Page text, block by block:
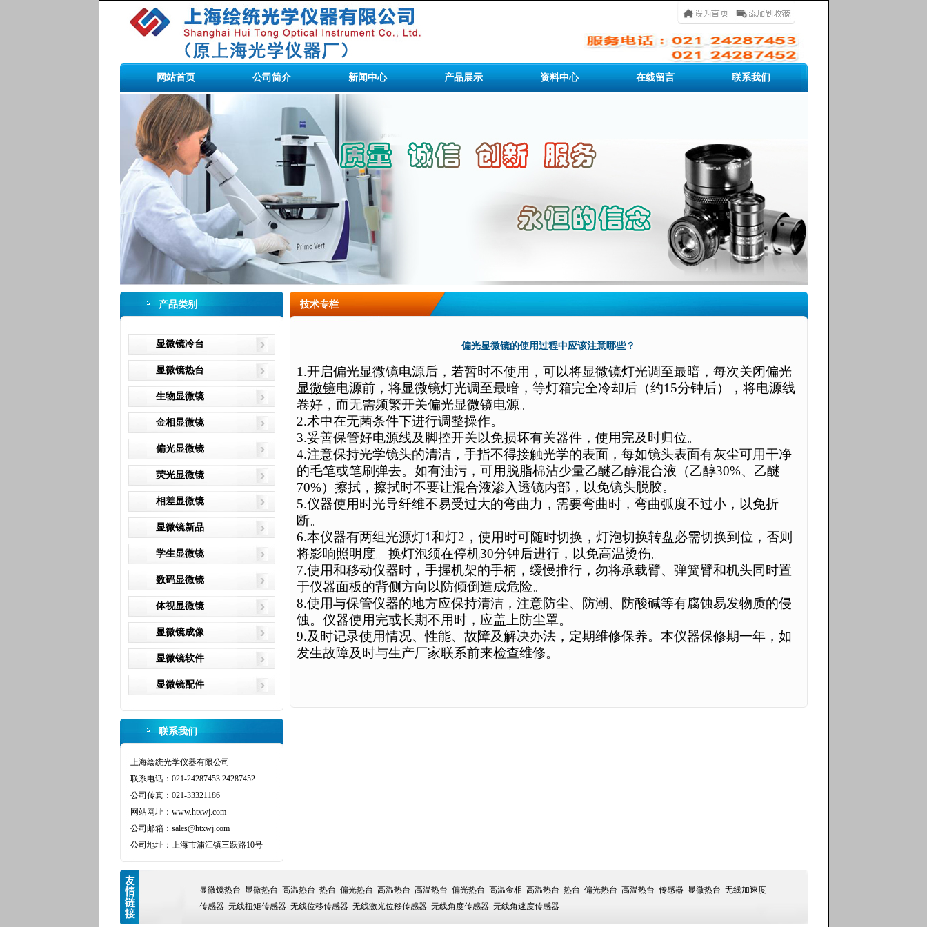
网站首页 公司简介 新闻中心 产品展示 资料中心 在线留言 联系我们
产品类别
显微镜冷台
显微镜热台
生物显微镜
金相显微镜
偏光显微镜
荧光显微镜
相差显微镜
显微镜新品
学生显微镜
数码显微镜
体视显微镜
显微镜成像
显微镜软件
显微镜配件
联系我们
上海绘统光学仪器有限公司
联系电话：021-24287453 24287452
公司传真：021-33321186
网站网址：www.htxwj.com
公司邮箱：sales@htxwj.com
公司地址：上海市浦江镇三跃路10号
技术专栏
偏光显微镜的使用过程中应该注意哪些？
1.开启偏光显微镜电源后，若暂时不使用，可以将显微镜灯光调至最暗，每次关闭偏光
显微镜电源前，将显微镜灯光调至最暗，等灯箱完全冷却后（约15分钟后），将电源线
卷好，而无需频繁开关偏光显微镜电源。
2.术中在无菌条件下进行调整操作。
3.妥善保管好电源线及脚控开关以免损坏有关器件，使用完及时归位。
4.注意保持光学镜头的清洁，手指不得接触光学的表面，每如镜头表面有灰尘可用干净
的毛笔或笔刷弹去。如有油污，可用脱脂棉沾少量乙醚乙醇混合液（乙醇30%、乙醚
70%）擦拭，擦拭时不要让混合液渗入透镜内部，以免镜头脱胶。
5.仪器使用时光导纤维不易受过大的弯曲力，需要弯曲时，弯曲弧度不过小，以免折
断。
6.本仪器有两组光源灯1和灯2 ，使用时可随时切换，灯泡切换转盘必需切换到位，否则
将影响照明度。换灯泡须在停机30分钟后进行，以免高温烫伤。
7.使用和移动仪器时，手握机架的手柄，缓慢推行，勿将承载臂、弹簧臂和机头同时置
于仪器面板的背侧方向以防倾倒造成危险。
8.使用与保管仪器的地方应保持清洁，注意防尘、防潮、防酸碱等有腐蚀易发物质的侵
蚀。仪器使用完或长期不用时，应盖上防尘罩。
9.及时记录使用情况、性能、故障及解决办法，定期维修保养。本仪器保修期一年，如
发生故障及时与生产厂家联系前来检查维修。
显微镜热台 显微热台 高温热台 热台 偏光热台 高温热台 高温热台 偏光热台 高温金相 高温热台 热台 偏光热台 高温热台 传感器 显微热台 无线加速度
传感器 无线扭矩传感器 无线位移传感器 无线激光位移传感器 无线角度传感器 无线角速度传感器